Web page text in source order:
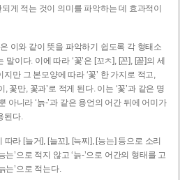
되게 적는 것이 의미를 파악하는 데 효과적이
이와 같이 뜻을 파악하기 쉽도록 각 형태소
이다. 이에 따라 ‘꽃’은 [꼬ㅊ], [꼰], [꼳]의 세
만 그 본모양에 따라 ‘꽃’ 한 가지로 적고,
, 꽃만, 꽃과’로 적게 된다. 이는 ‘꽃’과 같은 명
아니라 ‘늙-’과 같은 용언의 어간 뒤에 어미가
된다.
따라 [늘거], [늘꼬], [늑찌], [능는] 등으로 소리
는’으로 적지 않고 ‘늙-’으로 어간의 형태를 고
는’으로 적는다.